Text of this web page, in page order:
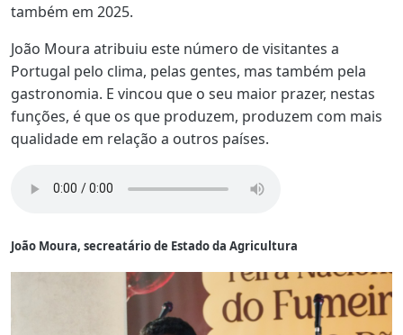
também em 2025.
João Moura atribuiu este número de visitantes a
Portugal pelo clima, pelas gentes, mas também pela
gastronomia. E vincou que o seu maior prazer, nestas
funções, é que os que produzem, produzem com mais
qualidade em relação a outros países.
João Moura, secreatário de Estado da Agricultura